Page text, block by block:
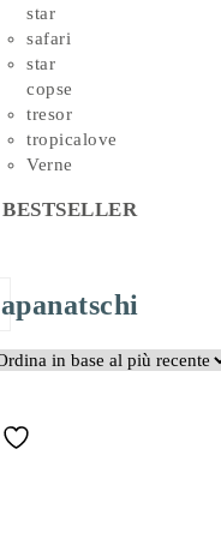
star
safari
star
copse
tresor
tropicalove
Verne
BESTSELLER
apanatschi